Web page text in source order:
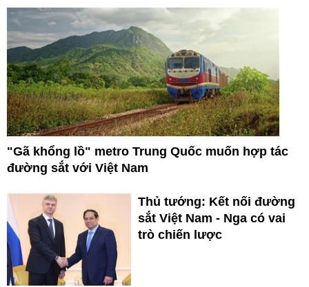
"Gã khổng lồ" metro Trung Quốc muốn hợp tác
đường sắt với Việt Nam
Thủ tướng: Kết nối đường
sắt Việt Nam - Nga có vai
trò chiến lược